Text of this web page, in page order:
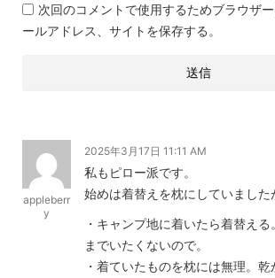
次回のコメントで使用するためブラウザ
ールアドレス、サイトを保存する。
appleberr
y
2025年3月17日 11:11 AM
私もピロー派です。
始めは着替えを枕にしていました
・キャンプ地に着いたら着替える
までいたくないので。
・着ていたものを枕には無理。